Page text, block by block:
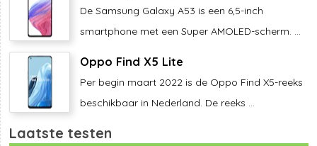
De Samsung Galaxy A53 is een 6,5-inch
smartphone met een Super AMOLED-scherm. ...
Oppo Find X5 Lite
Per begin maart 2022 is de Oppo Find X5-reeks
beschikbaar in Nederland. De reeks ...
Laatste testen